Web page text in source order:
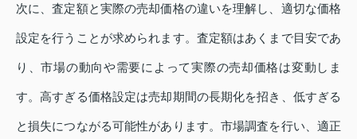
次に、査定額と実際の売却価格の違いを理解し、適切な価格
設定を行うことが求められます。査定額はあくまで目安であ
り、市場の動向や需要によって実際の売却価格は変動しま
す。高すぎる価格設定は売却期間の長期化を招き、低すぎる
と損失につながる可能性があります。市場調査を行い、適正